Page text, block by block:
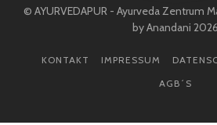
© AYURVEDAPUR - Ayurveda Zentrum
by Anandani 2026
KONTAKT IMPRESSUM
AGB´S